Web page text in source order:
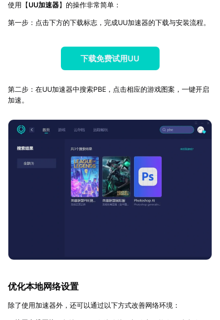
使用【UU加速器】的操作非常简单：
第一步：点击下方的下载标志，完成UU加速器的下载与安装流程。
下载免费试用UU
第二步：在UU加速器中搜索PBE，点击相应的游戏图案，一键开启
加速。
优化本地网络设置
除了使用加速器外，还可以通过以下方式改善网络环境：